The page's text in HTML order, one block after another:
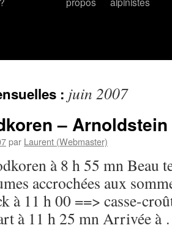
: juin 2007
– Arnoldstein
par Laurent (Webmaster)
à 8 h 55 mn Beau
accrochées aux
à 11 h 00 ==> casse-
à 11 h 25 mn Arrivée